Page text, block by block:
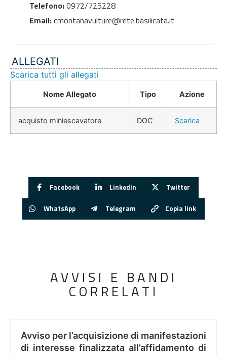
Telefono:0972/725228
Email:cmontanavulture@rete.basilicata.it
ALLEGATI
Scarica tutti gli allegati
Nome Allegato Tipo Azione
acquisto miniescavatore DOC Scarica
Facebook Linkedin Twitter
WhatsApp Telegram Copia link
AVVISI E BANDI
CORRELATI
Avviso per l’acquisizione di manifestazioni
di interesse finalizzata all’affidamento di